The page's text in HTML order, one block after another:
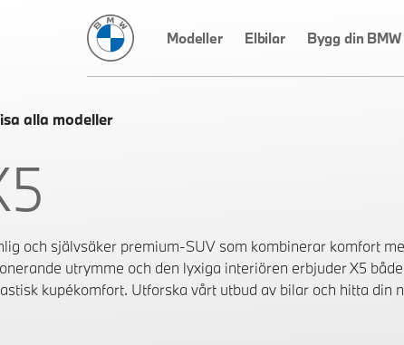
BMW Sverige
Modeller Elbilar Bygg din BMW
alla modeller
och självsäker premium-SUV som kombinerar komfort
utrymme och den lyxiga interiören erbjuder X5
kupékomfort. Utforska vårt utbud av bilar och hitta din